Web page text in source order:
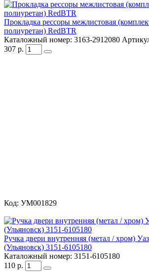
Прокладка рессоры межлистовая
полиуретан) RedBTR
Каталожный номер: 3163-2912080
307 р.
Код: УМ001829
Ручка двери внутренняя (метал / хром)
(Ульяновск) 3151-6105180
Каталожный номер: 3151-6105180
110 р.